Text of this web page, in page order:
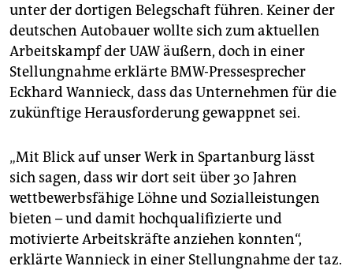
unter der dortigen Belegschaft führen. Keiner der
deutschen Autobauer wollte sich zum aktuellen
Arbeitskampf der UAW äußern, doch in einer
Stellungnahme erklärte BMW-Pressesprecher
Eckhard Wannieck, dass das Unternehmen für die
zukünftige Herausforderung gewappnet sei.
„Mit Blick auf unser Werk in Spartanburg lässt
sich sagen, dass wir dort seit über 30 Jahren
wettbewerbsfähige Löhne und Sozialleistungen
bieten – und damit hochqualifizierte und
motivierte Arbeitskräfte anziehen konnten“,
erklärte Wannieck in einer Stellungnahme der taz.